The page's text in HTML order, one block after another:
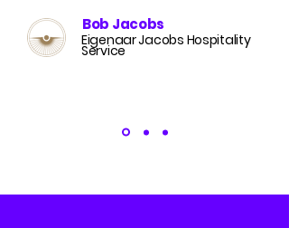
Bob Jacobs
Eigenaar Jacobs Hospitality
Service